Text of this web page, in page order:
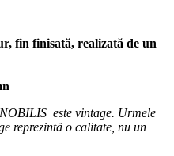
fin finisată, realizată de un
este vintage. Urmele
reprezintă o calitate, nu un